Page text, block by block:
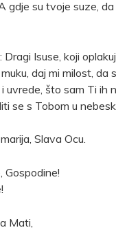
gdje su tvoje suze,
Dragi Isuse, koji
daj mi milost, da
uvrede, što sam Ti ih
se s Tobom u
Slava Ocu.
Gospodine!
Mati,